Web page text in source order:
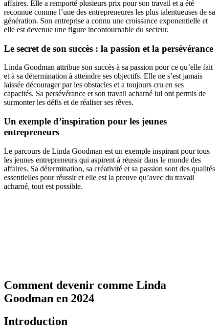
affaires. Elle a remporté plusieurs prix pour son travail et a été
reconnue comme l’une des entrepreneures les plus talentueuses de sa
génération. Son entreprise a connu une croissance exponentielle et
elle est devenue une figure incontournable du secteur.
Le secret de son succès : la passion et la persévérance
Linda Goodman attribue son succès à sa passion pour ce qu’elle fait
et à sa détermination à atteindre ses objectifs. Elle ne s’est jamais
laissée décourager par les obstacles et a toujours cru en ses
capacités. Sa persévérance et son travail acharné lui ont permis de
surmonter les défis et de réaliser ses rêves.
Un exemple d’inspiration pour les jeunes
entrepreneurs
Le parcours de Linda Goodman est un exemple inspirant pour tous
les jeunes entrepreneurs qui aspirent à réussir dans le monde des
affaires. Sa détermination, sa créativité et sa passion sont des qualités
essentielles pour réussir et elle est la preuve qu’avec du travail
acharné, tout est possible.
Comment devenir comme Linda
Goodman en 2024
Introduction